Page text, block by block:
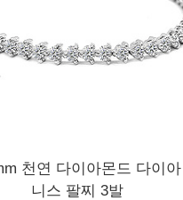
천연 다이아몬드 다이아
니스 팔찌 3발